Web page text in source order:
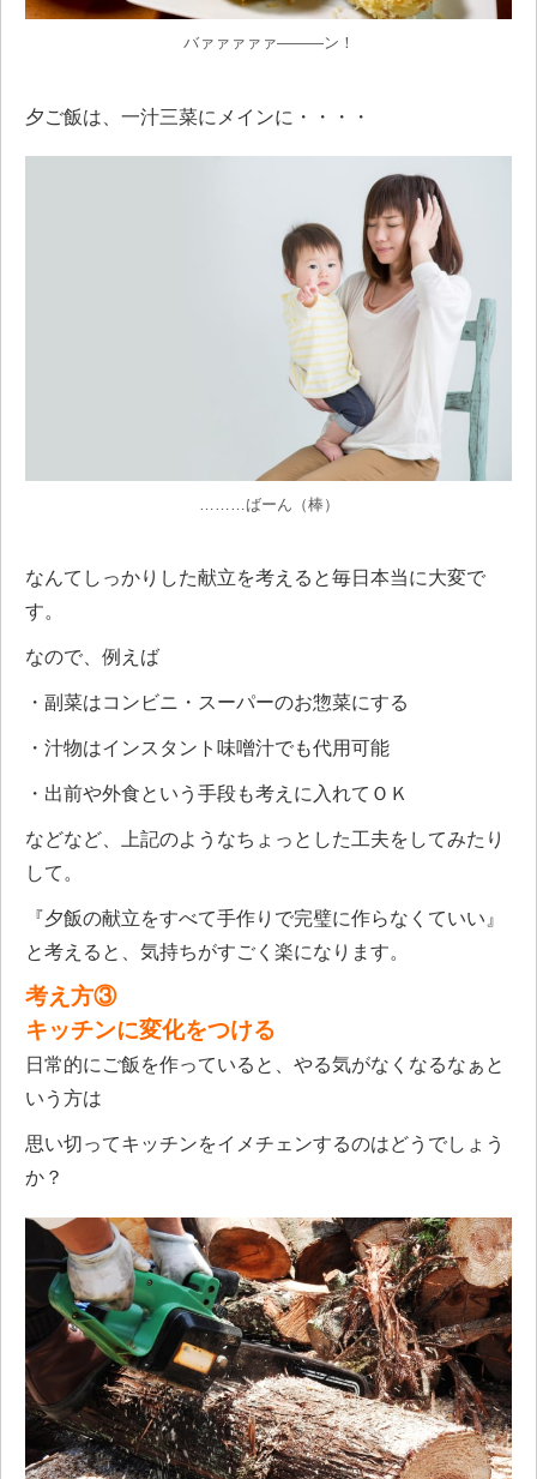
バァァァァァ―――ン！
夕ご飯は、一汁三菜にメインに・・・・
………ばーん（棒）
なんてしっかりした献立を考えると毎日本当に大変で
す。
なので、例えば
・副菜はコンビニ・スーパーのお惣菜にする
・汁物はインスタント味噌汁でも代用可能
・出前や外食という手段も考えに入れてＯＫ
などなど、上記のようなちょっとした工夫をしてみたり
して。
『夕飯の献立をすべて手作りで完璧に作らなくていい』
と考えると、気持ちがすごく楽になります。
考え方③
キッチンに変化をつける
日常的にご飯を作っていると、やる気がなくなるなぁと
いう方は
思い切ってキッチンをイメチェンするのはどうでしょう
か？